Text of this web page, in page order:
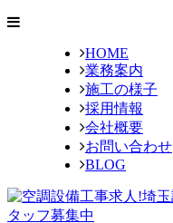
HOME
業務案内
施工の様子
採用情報
会社概要
お問い合わせ
BLOG